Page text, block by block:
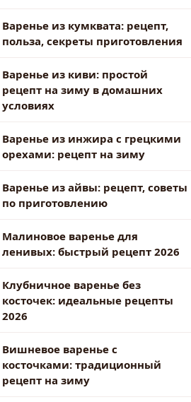
Варенье из кумквата: рецепт,
польза, секреты приготовления
Варенье из киви: простой
рецепт на зиму в домашних
условиях
Варенье из инжира с грецкими
орехами: рецепт на зиму
Варенье из айвы: рецепт, советы
по приготовлению
Малиновое варенье для
ленивых: быстрый рецепт 2026
Клубничное варенье без
косточек: идеальные рецепты
2026
Вишневое варенье с
косточками: традиционный
рецепт на зиму